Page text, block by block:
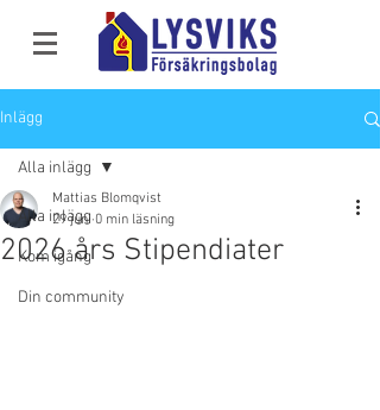
Inlägg
Alla inlägg
Kom igång
Din community
Alla inlägg
2026 års Stipendiater
Mattias Blomqvist
29 juni 0 min läsning